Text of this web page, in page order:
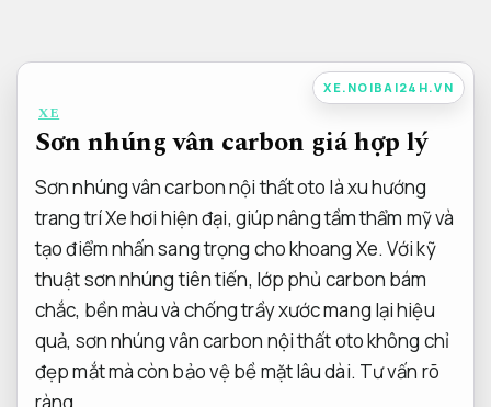
nội
dung
XE.NOIBAI24H.VN
XE
Sơn nhúng vân carbon giá hợp lý
Sơn nhúng vân carbon nội thất oto là xu hướng
trang trí Xe hơi hiện đại, giúp nâng tầm thẩm mỹ và
tạo điểm nhấn sang trọng cho khoang Xe. Với kỹ
thuật sơn nhúng tiên tiến, lớp phủ carbon bám
chắc, bền màu và chống trầy xước mang lại hiệu
quả, sơn nhúng vân carbon nội thất oto không chỉ
đẹp mắt mà còn bảo vệ bề mặt lâu dài. Tư vấn rõ